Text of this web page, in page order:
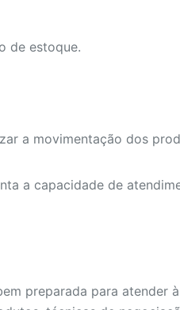
de estoque.
a movimentação dos
a capacidade de
preparada para atender